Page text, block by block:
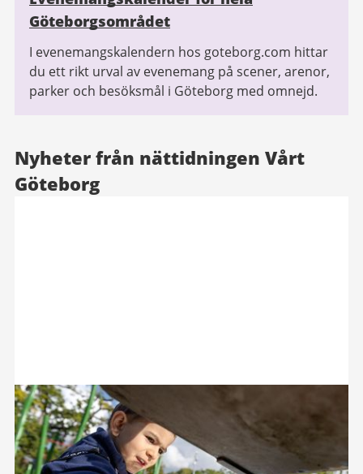
Göteborgsområdet
I evenemangskalendern hos goteborg.com hittar
du ett rikt urval av evenemang på scener, arenor,
parker och besöksmål i Göteborg med omnejd.
Nyheter från nättidningen Vårt
Göteborg